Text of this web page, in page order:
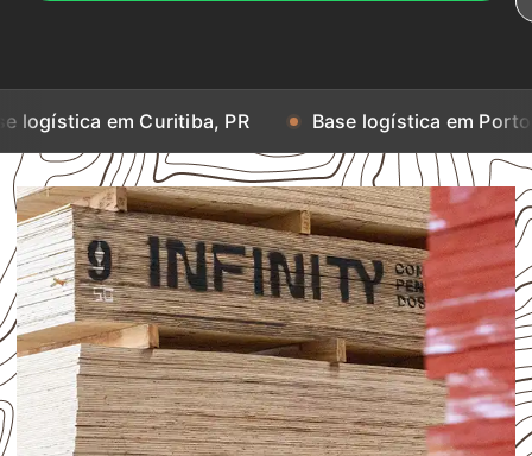
Curitiba, PR Base logística em Porto Alegre, RS